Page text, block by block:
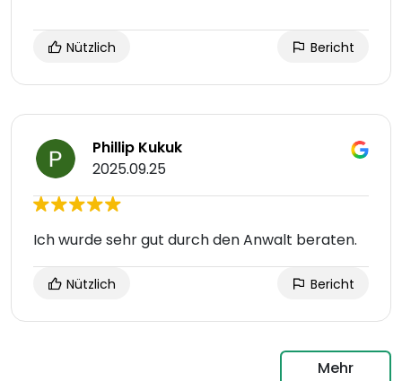
Nützlich Bericht
Phillip Kukuk
2025.09.25
Ich wurde sehr gut durch den Anwalt beraten.
Nützlich Bericht
Mehr